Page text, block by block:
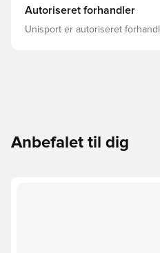
Autoriseret forhandler
Unisport er autoriseret
Anbefalet til dig